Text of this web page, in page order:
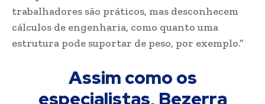
trabalhadores são práticos, mas desconhecem
cálculos de engenharia, como quanto uma
estrutura pode suportar de peso, por exemplo.”
Assim como os
especialistas, Bezerra